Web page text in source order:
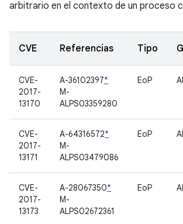
arbitrario en el contexto de un proceso
CVE Referencias Tipo
CVE-
2017-
13170
A-36102397*
M-
ALPS03359280
EoP
CVE-
2017-
13171
A-64316572*
M-
ALPS03479086
EoP
CVE-
2017-
13173
A-28067350*
M-
ALPS02672361
EoP